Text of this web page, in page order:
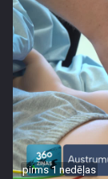
pirms 1 nedēļas